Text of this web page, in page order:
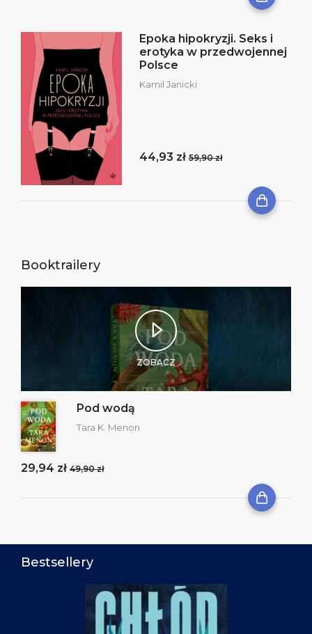
Epoka hipokryzji. Seks i
erotyka w przedwojennej
Polsce
Kamil Janicki
44,93 zł 59,90 zł
Booktrailery
ZOBACZ
Pod wodą
Tara K. Menon
29,94 zł 49,90 zł
Bestsellery